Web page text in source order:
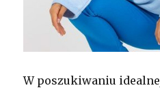
W poszukiwaniu